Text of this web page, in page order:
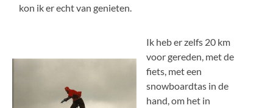
kon ik er echt van genieten.
Ik heb er zelfs 20 km
voor gereden, met de
fiets, met een
snowboardtas in de
hand, om het in